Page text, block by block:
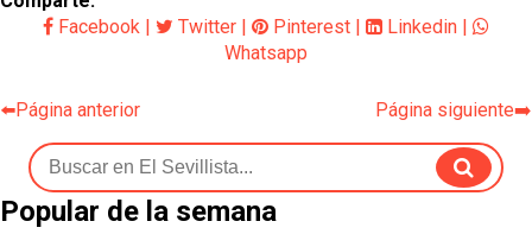
Facebook
Twitter Pinterest Linkedin
Whatsapp
⬅️Página anterior Página siguiente➡️
Popular de la semana